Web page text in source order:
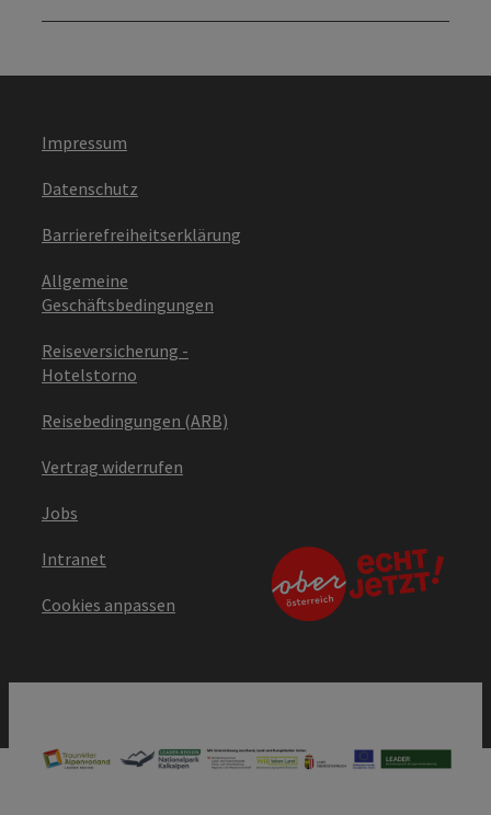
Impressum
Datenschutz
Barrierefreiheitserklärung
Allgemeine
Geschäftsbedingungen
Reiseversicherung -
Hotelstorno
Reisebedingungen (ARB)
Vertrag widerrufen
Jobs
Intranet
Cookies anpassen